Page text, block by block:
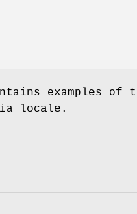
examples of
locale.